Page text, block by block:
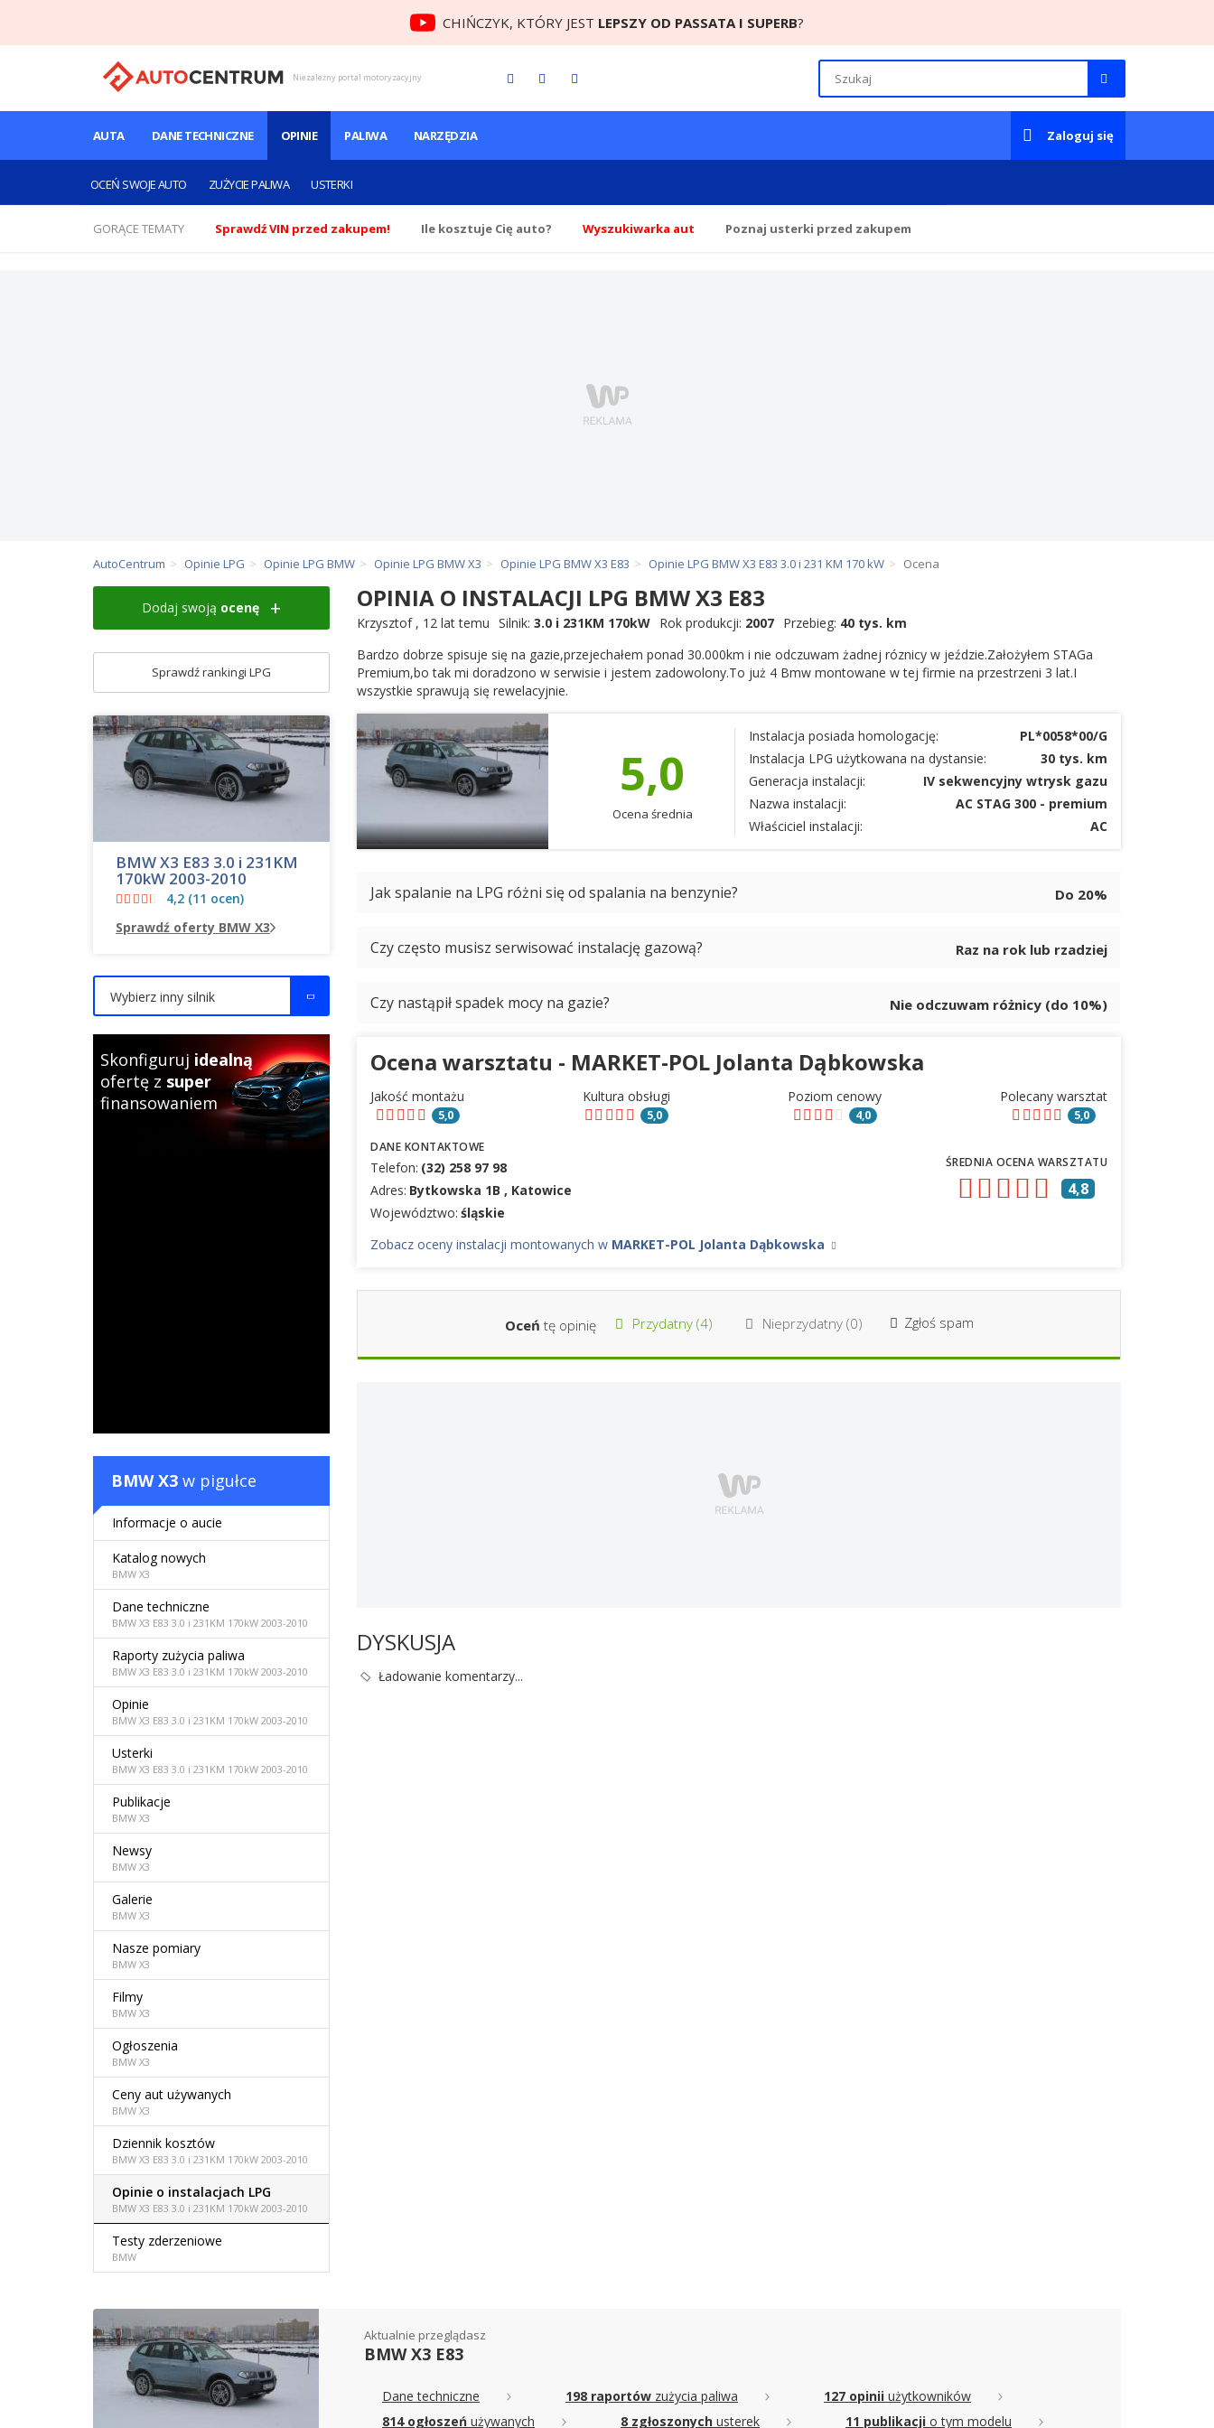
CHIŃCZYK, KTÓRY JEST LEPSZY OD PASSATA I SUPERB?
Niezależny portal motoryzacyjny
AUTA DANE TECHNICZNE OPINIE
OCEŃ SWOJE AUTO ZUŻYCIE PALIWA USTERKI
PALIWA NARZĘDZIA Zaloguj się
GORĄCE TEMATY Sprawdź VIN przed zakupem! Ile kosztuje Cię auto? Wyszukiwarka aut Poznaj usterki przed zakupem
AutoCentrum Opinie LPG Opinie LPG BMW Opinie LPG BMW X3 Opinie LPG BMW X3 E83 Opinie LPG BMW X3 E83 3.0 i 231 KM 170 kW Ocena
OPINIA O INSTALACJI LPG BMW X3 E83
Krzysztof, 12 lat temu Silnik: 3.0 i 231KM 170kW Rok produkcji: 2007 Przebieg: 40 tys. km
Bardzo dobrze spisuje się na gazie,przejechałem ponad 30.000km i nie odczuwam żadnej róznicy w jeździe.Założyłem STAGa
Premium,bo tak mi doradzono w serwisie i jestem zadowolony.To już 4 Bmw montowane w tej firmie na przestrzeni 3 lat.I
wszystkie sprawują się rewelacyjnie.
5,0
Ocena średnia
Instalacja posiada homologację:
PL*0058*00/G
Instalacja LPG użytkowana na dystansie:
30 tys. km
Generacja instalacji:
IV sekwencyjny wtrysk gazu
Nazwa instalacji:
AC STAG 300 - premium
Właściciel instalacji:
AC
Jak spalanie na LPG różni się od spalania na benzynie? Do 20%
Czy często musisz serwisować instalację gazową? Raz na rok lub rzadziej
Czy nastąpił spadek mocy na gazie? Nie odczuwam różnicy (do 10%)
Ocena warsztatu - MARKET-POL Jolanta Dąbkowska
Jakość montażu
5,0
Kultura obsługi
5,0
Poziom cenowy
4,0
Polecany warsztat
5,0
DANE KONTAKTOWE
Telefon: (32) 258 97 98
Adres: Bytkowska 1B , Katowice
Województwo: śląskie
ŚREDNIA OCENA WARSZTATU
4,8
Zobacz oceny instalacji montowanych w MARKET-POL Jolanta Dąbkowska
Oceń tę opinię Przydatny (4) Nieprzydatny (0) Zgłoś spam
DYSKUSJA
Ładowanie komentarzy...
Dodaj swoją ocenę
Sprawdź rankingi LPG
BMW X3 E83 3.0 i 231KM
170kW 2003-2010
4,2 (11 ocen)
Sprawdź oferty BMW X3
Wybierz inny silnik
Skonfiguruj idealną
ofertę z super
finansowaniem
BMW X3 w pigułce
Informacje o aucie
Katalog nowych
BMW X3
Dane techniczne
BMW X3 E83 3.0 i 231KM 170kW 2003-2010
Raporty zużycia paliwa
BMW X3 E83 3.0 i 231KM 170kW 2003-2010
Opinie
BMW X3 E83 3.0 i 231KM 170kW 2003-2010
Usterki
BMW X3 E83 3.0 i 231KM 170kW 2003-2010
Publikacje
BMW X3
Newsy
BMW X3
Galerie
BMW X3
Nasze pomiary
BMW X3
Filmy
BMW X3
Ogłoszenia
BMW X3
Ceny aut używanych
BMW X3
Dziennik kosztów
BMW X3 E83 3.0 i 231KM 170kW 2003-2010
Opinie o instalacjach LPG
BMW X3 E83 3.0 i 231KM 170kW 2003-2010
Testy zderzeniowe
BMW
Aktualnie przeglądasz
BMW X3 E83
Dane techniczne 198 raportów zużycia paliwa 127 opinii użytkowników
814 ogłoszeń używanych 8 zgłoszonych usterek 11 publikacji o tym modelu